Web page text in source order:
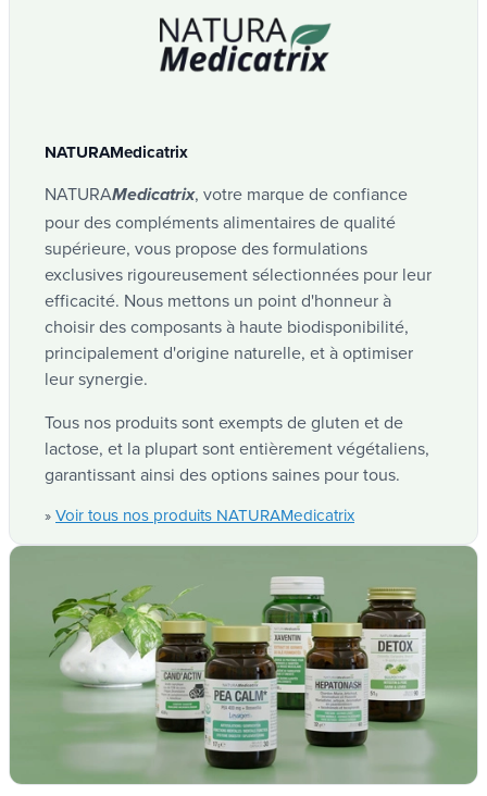
NATURAMedicatrix
NATURAMedicatrix, votre marque de confiance
pour des compléments alimentaires de qualité
supérieure, vous propose des formulations
exclusives rigoureusement sélectionnées pour leur
efficacité. Nous mettons un point d'honneur à
choisir des composants à haute biodisponibilité,
principalement d'origine naturelle, et à optimiser
leur synergie.
Tous nos produits sont exempts de gluten et de
lactose, et la plupart sont entièrement végétaliens,
garantissant ainsi des options saines pour tous.
» Voir tous nos produits NATURAMedicatrix